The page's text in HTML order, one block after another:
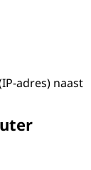
adres) naast